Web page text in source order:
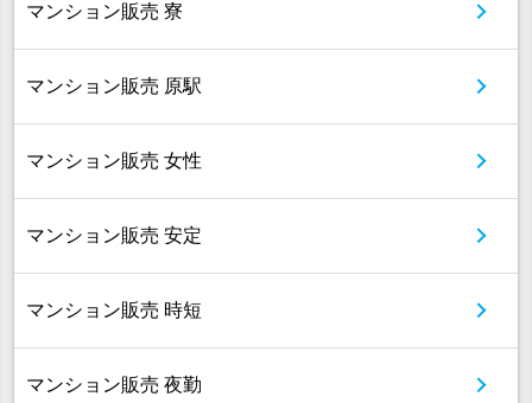
マンション販売 寮
マンション販売 原駅
マンション販売 女性
マンション販売 安定
マンション販売 時短
マンション販売 夜勤